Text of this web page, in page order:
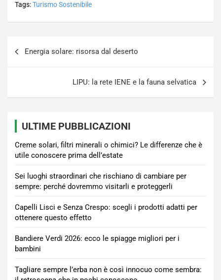
Tags:Turismo Sostenibile
articoli
Energia solare: risorsa dal deserto
LIPU: la rete IENE e la fauna selvatica
ULTIME PUBBLICAZIONI
Creme solari, filtri minerali o chimici? Le differenze che è
utile conoscere prima dell’estate
Sei luoghi straordinari che rischiano di cambiare per
sempre: perché dovremmo visitarli e proteggerli
Capelli Lisci e Senza Crespo: scegli i prodotti adatti per
ottenere questo effetto
Bandiere Verdi 2026: ecco le spiagge migliori per i
bambini
Tagliare sempre l’erba non è così innocuo come sembra: